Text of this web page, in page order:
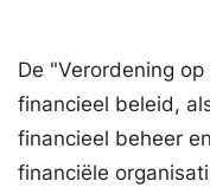
De "Verordening
financieel beleid,
financieel beheer
financiële